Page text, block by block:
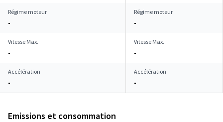
Régime moteur
-
Régime moteur
-
Vitesse Max.
-
Vitesse Max.
-
Accélération
-
Accélération
-
Emissions et consommation